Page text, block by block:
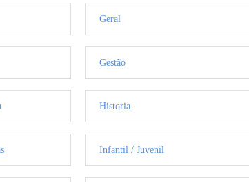
Geral
Gestão
Historia
Infantil / Juvenil